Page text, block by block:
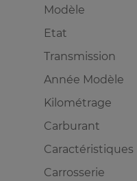
Modèle
Etat
Transmission
Année Modèle
Kilométrage
Carburant
Caractéristiques
Carrosserie